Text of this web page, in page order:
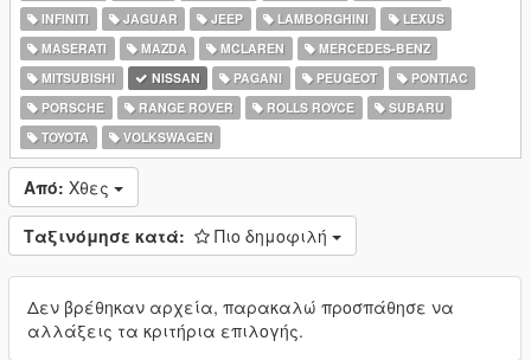
INFINITI
JAGUAR JEEP LAMBORGHINI
LEXUS
MASERATI
MAZDA MCLAREN
MERCEDES-BENZ
MITSUBISHI
NISSAN PAGANI PEUGEOT
PONTIAC
PORSCHE
RANGE ROVER ROLLS ROYCE
SUBARU
TOYOTA
VOLKSWAGEN
Από: Χθες
Ταξινόμησε κατά: Πιο δημοφιλή
Δεν βρέθηκαν αρχεία, παρακαλώ προσπάθησε να
αλλάξεις τα κριτήρια επιλογής.